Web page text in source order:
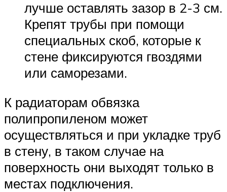
лучше оставлять зазор в 2-3 см.
Крепят трубы при помощи
специальных скоб, которые к
стене фиксируются гвоздями
или саморезами.
К радиаторам обвязка
полипропиленом может
осуществляться и при укладке труб
в стену, в таком случае на
поверхность они выходят только в
местах подключения.